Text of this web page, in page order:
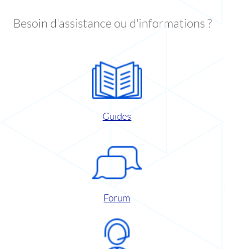
Besoin d'assistance ou d'informations ?
Guides
Forum